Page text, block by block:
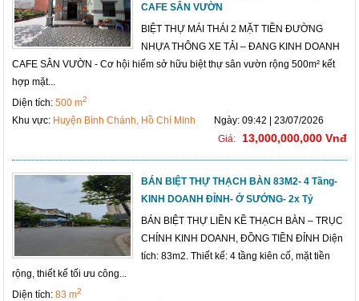
CAFE SÂN VƯỜN
BIỆT THỰ MÁI THÁI 2 MẶT TIỀN ĐƯỜNG
NHỰA THÔNG XE TẢI – ĐANG KINH DOANH
CAFE SÂN VƯỜN - Cơ hội hiếm sở hữu biệt thự sân vườn rộng 500m² kết
hợp mặt...
Diện tích:500 m2
Khu vực: Huyện Bình Chánh, Hồ Chí Minh
Ngày: 09:42 | 23/07/2026
Giá:
13,000,000,000 Vnđ
BÁN BIỆT THỰ THẠCH BÀN 83M2- 4 Tầng-
KINH DOANH ĐỈNH- Ở SƯỚNG- 2x Tỷ
BÁN BIỆT THỰ LIỀN KỀ THẠCH BÀN – TRỤC
CHÍNH KINH DOANH, ĐỒNG TIỀN ĐỈNH Diện
tích: 83m2. Thiết kế: 4 tầng kiên cố, mặt tiền
rộng, thiết kế tối ưu công...
Diện tích:83 m2